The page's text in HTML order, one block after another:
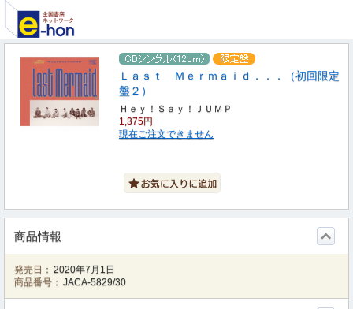
Ｌａｓｔ Ｍｅｒｍａｉｄ．．．（初回限定
盤２）
Ｈｅｙ！Ｓａｙ！ＪＵＭＰ
1,375円
現在ご注文できません
商品情報
発売日： 2020年7月1日
商品番号： JACA-5829/30